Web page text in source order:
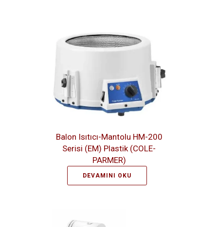
Balon Isıtıcı-Mantolu HM-200
Serisi (EM) Plastik (COLE-
PARMER)
DEVAMINI OKU